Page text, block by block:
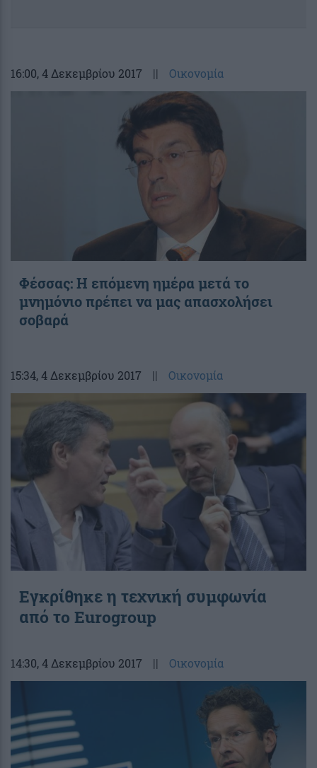
16:00, 4 Δεκεμβρίου 2017 || Οικονομία
Φέσσας: Η επόμενη ημέρα μετά το
μνημόνιο πρέπει να μας απασχολήσει
σοβαρά
15:34, 4 Δεκεμβρίου 2017 || Οικονομία
Εγκρίθηκε η τεχνική συμφωνία
από το Eurogroup
14:30, 4 Δεκεμβρίου 2017 || Οικονομία